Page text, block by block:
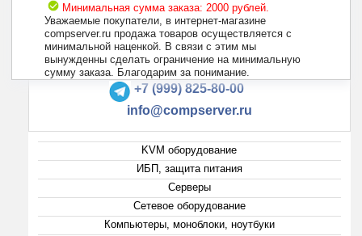
Минимальная сумма заказа: 2000 рублей.
Уважаемые покупатели, в интернет-магазине
compserver.ru продажа товаров осуществляется с
минимальной наценкой. В связи с этим мы
вынужденны сделать ограничение на минимальную
сумму заказа. Благодарим за понимание.
+7 (495) 223-13-47
+7 (999) 825-80-00
info@compserver.ru
KVM оборудование
ИБП, защита питания
Серверы
Сетевое оборудование
Компьютеры, моноблоки, ноутбуки